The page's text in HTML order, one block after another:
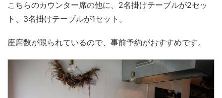
こちらのカウンター席の他に、2名掛けテーブルが2セッ
ト、3名掛けテーブルが1セット。
座席数が限られているので、事前予約がおすすめです。